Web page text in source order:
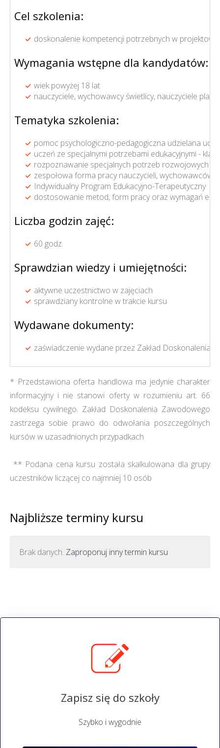
Cel szkolenia:
doskonalenie kompetencji potrzebnych w
Wymagania wstępne dla kandydatów:
wiek powyżej 18 lat
nauczyciele, wychowawcy świetlicy, nauczyciele
Tematyka szkolenia:
pomoc psychologiczno-pedagogiczna udzielana
uczeń ze specjalnymi potrzebami edukacyjnymi -
rozpoznawanie specjalnych potrzeb rozwojowych
zespołowa forma pracy nauczycieli, wychowawców
Indywidualny Program Edukacyjno-Terapeutyczny
dostosowanie metod, form pracy oraz wymagań
Liczba godzin zajęć:
60 godz.
Sprawdzian wiedzy i umiejętności:
aktywne uczestnictwo w zajęciach
sprawdziany kontrolne w trakcie kursu
Wydawane dokumenty:
zaświadczenie wydane przez Zakład Doskonalenia
* Przedstawiona oferta handlowa ma jedynie charakter
informacyjny i nie stanowi oferty w rozumieniu art. 66
kodeksu cywilnego. Zakład Doskonalenia Zawodowego
zastrzega sobie prawo do odwołania poszczególnych
kursów w uzasadnionych przypadkach
** Podana cena kursu została skalkulowana dla grupy
uczestników liczącej co najmniej 10 osób
Najbliższe terminy kursu
Brak danych. Zaproponuj inny termin kursu
Zapisz się do szkoły
Szybko i wygodnie